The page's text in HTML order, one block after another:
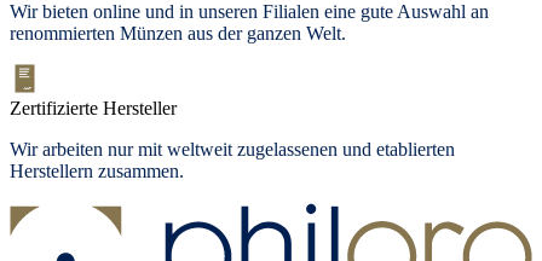
Wir bieten online und in unseren Filialen eine gute Auswahl an
renommierten Münzen aus der ganzen Welt.
Zertifizierte Hersteller
Wir arbeiten nur mit weltweit zugelassenen und etablierten
Herstellern zusammen.